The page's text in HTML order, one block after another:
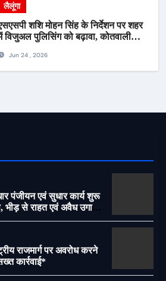
लैलूंगा
शशि मोहन सिंह के निर्देशन पर शहर
विजुअल पुलिसिंग को बढ़ावा, कोतवाली
Jun 24 , 2026
पंजीयन एवं सुधार कार्य शुरू
भीड़ से राहत एवं अवैध उगाही
राजमार्ग पर अवरोध करने
कार्रवाई*